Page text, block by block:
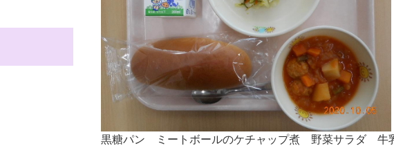
黒糖パン ミートボールのケチャップ煮 野菜サラダ 牛